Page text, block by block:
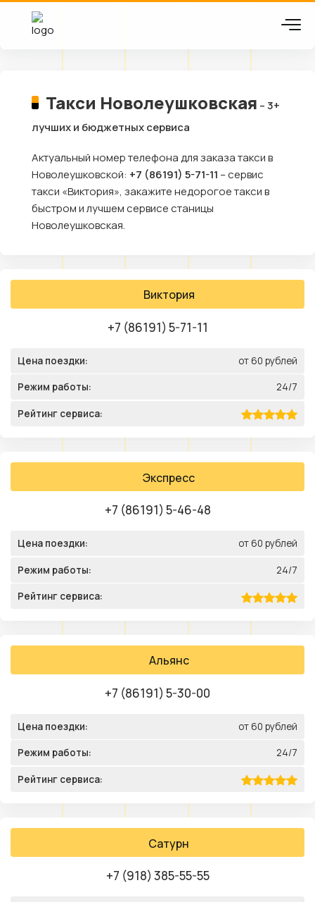
Такси Новолеушковская – 3+
лучших и бюджетных сервиса
Актуальный номер телефона для заказа такси в
Новолеушковской: +7 (86191) 5-71-11 – сервис
такси «Виктория», закажите недорогое такси в
быстром и лучшем сервисе станицы
Новолеушковская.
Виктория
+7 (86191) 5-71-11
Цена поездки: от 60 рублей
Режим работы: 24/7
Рейтинг сервиса:
Экспресс
+7 (86191) 5-46-48
Цена поездки: от 60 рублей
Режим работы: 24/7
Рейтинг сервиса:
Альянс
+7 (86191) 5-30-00
Цена поездки: от 60 рублей
Режим работы: 24/7
Рейтинг сервиса:
Сатурн
+7 (918) 385-55-55